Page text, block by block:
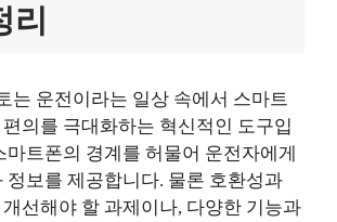
리
는 운전이라는 일상 속에서 스마트
의를 극대화하는 혁신적인 도구입
마트폰의 경계를 허물어 운전자에게
정보를 제공합니다. 물론 호환성과
선해야 할 과제이나, 다양한 기능과